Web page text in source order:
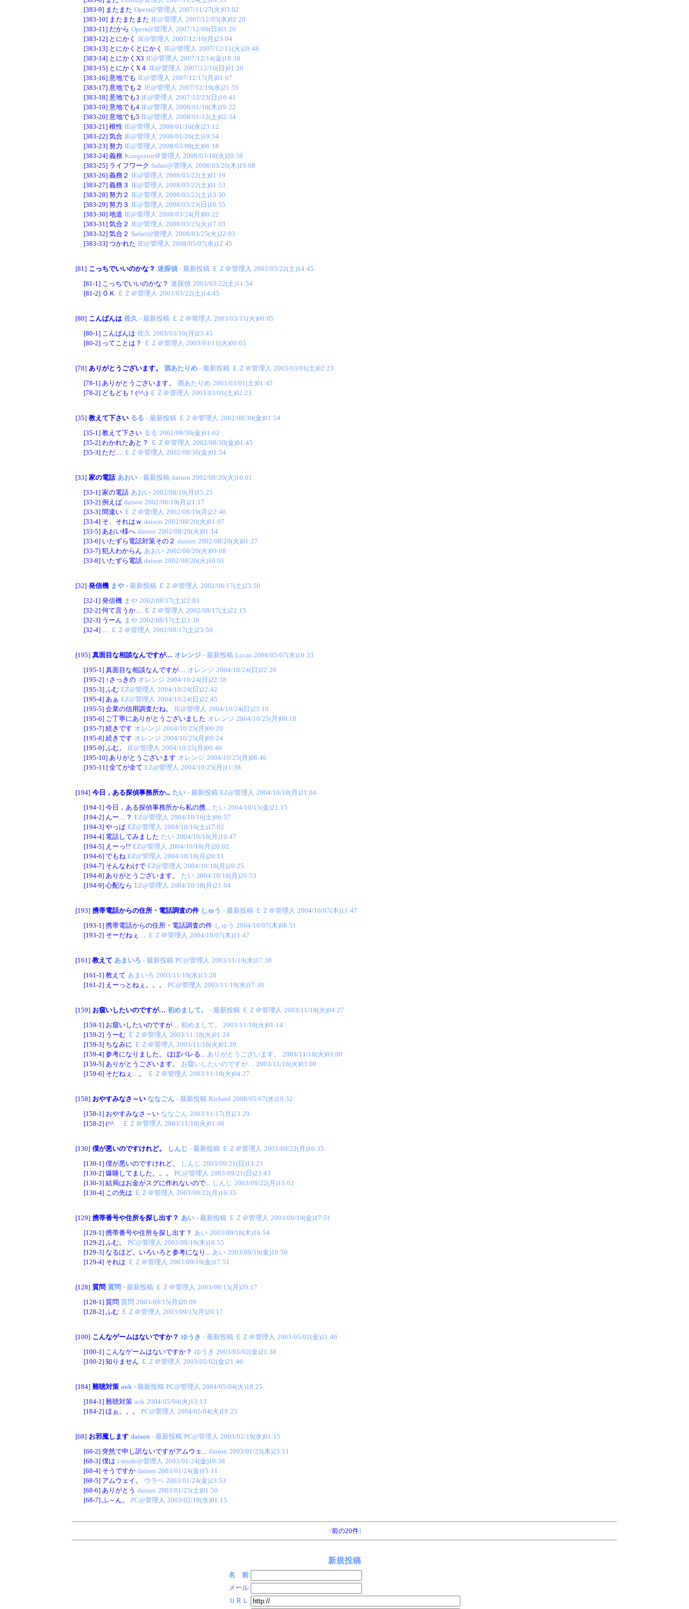
[383-9] またまた Opera@管理人 2007/11/27(火)03:02
[383-10] またまたまた IE@管理人 2007/12/05(水)02:20
[383-11] だから Opera@管理人 2007/12/09(日)03:20
[383-12] とにかく IE@管理人 2007/12/10(月)23:04
[383-13] とにかくとにかく IE@管理人 2007/12/11(火)20:48
[383-14] とにかくX3 IE@管理人 2007/12/14(金)18:38
[383-15] とにかくX４ IE@管理人 2007/12/16(日)01:20
[383-16] 意地でも IE@管理人 2007/12/17(月)01:07
[383-17] 意地でも２ IE@管理人 2007/12/19(水)21:51
[383-18] 意地でも3 IE@管理人 2007/12/23(日)16:41
[383-19] 意地でも4 IE@管理人 2008/01/10(木)19:22
[383-20] 意地でも5 IE@管理人 2008/01/12(土)02:34
[383-21] 根性 IE@管理人 2008/01/16(水)23:12
[383-22] 気合 IE@管理人 2008/01/26(土)19:54
[383-23] 努力 IE@管理人 2008/03/08(土)06:18
[383-24] 義務 Konqueror＠管理人 2008/03/18(火)20:59
[383-25] ライフワーク Safari@管理人 2008/03/20(木)19:08
[383-26] 義務２ IE@管理人 2008/03/22(土)01:19
[383-27] 義務３ IE@管理人 2008/03/22(土)01:53
[383-28] 努力２ IE@管理人 2008/03/22(土)13:50
[383-29] 努力３ IE@管理人 2008/03/23(日)16:55
[383-30] 地道 IE@管理人 2008/03/24(月)00:22
[383-31] 気合２ IE@管理人 2008/03/25(火)17:03
[383-32] 気合２ Safari@管理人 2008/03/25(火)22:03
[383-33] つかれた IE@管理人 2008/05/07(水)12:45
[81] こっちでいいのかな？ 迷探偵 - 最新投稿 ＥＺ＠管理人 2003/03/22(土)14:45
[81-1] こっちでいいのかな？ 迷探偵 2003/03/22(土)11:54
[81-2] ＯＫ ＥＺ＠管理人 2003/03/22(土)14:45
[80] こんばんは 佐久 - 最新投稿 ＥＺ＠管理人 2003/03/11(火)00:05
[80-1] こんばんは 佐久 2003/03/10(月)23:45
[80-2] ってことは？ ＥＺ＠管理人 2003/03/11(火)00:05
[78] ありがとうございます。 酒あたりめ - 最新投稿 ＥＺ＠管理人 2003/03/01(土)02:23
[78-1] ありがとうございます。 酒あたりめ 2003/03/01(土)01:45
[78-2] どもども！(^^;) ＥＺ＠管理人 2003/03/01(土)02:23
[35] 教えて下さい るる - 最新投稿 ＥＺ＠管理人 2002/08/30(金)01:54
[35-1] 教えて下さい るる 2002/08/30(金)01:02
[35-2] わかれたあと？ ＥＺ＠管理人 2002/08/30(金)01:45
[35-3] ただ… ＥＺ＠管理人 2002/08/30(金)01:54
[33] 家の電話 あおい - 最新投稿 daison 2002/08/20(火)10:01
[33-1] 家の電話 あおい 2002/08/19(月)15:25
[33-2] 例えば daison 2002/08/19(月)21:17
[33-3] 間違い ＥＺ＠管理人 2002/08/19(月)22:46
[33-4] そ、それはｗ daison 2002/08/20(火)01:07
[33-5] あおい様へ daison 2002/08/20(火)01:14
[33-6] いたずら電話対策その２ daison 2002/08/20(火)01:27
[33-7] 犯人わからん あおい 2002/08/20(火)09:08
[33-8] いたずら電話 daison 2002/08/20(火)10:01
[32] 発信機 まや - 最新投稿 ＥＺ＠管理人 2002/08/17(土)23:50
[32-1] 発信機 まや 2002/08/17(土)22:03
[32-2] 何て言うか… ＥＺ＠管理人 2002/08/17(土)22:15
[32-3] うーん まや 2002/08/17(土)23:38
[32-4] … ＥＺ＠管理人 2002/08/17(土)23:50
[195] 真面目な相談なんですが… オレンジ - 最新投稿 Lucas 2008/05/07(水)10:33
[195-1] 真面目な相談なんですが… オレンジ 2004/10/24(日)22:29
[195-2] ↑さっきの オレンジ 2004/10/24(日)22:38
[195-3] ふむ EZ@管理人 2004/10/24(日)22:42
[195-4] あぁ EZ@管理人 2004/10/24(日)22:45
[195-5] 企業の信用調査だね。 IE@管理人 2004/10/24(日)23:10
[195-6] ご丁寧にありがとうございました オレンジ 2004/10/25(月)00:18
[195-7] 続きです オレンジ 2004/10/25(月)00:20
[195-8] 続きです オレンジ 2004/10/25(月)00:24
[195-9] ふむ。 IE@管理人 2004/10/25(月)00:40
[195-10] ありがとうございます オレンジ 2004/10/25(月)08:46
[195-11] 全てが全て EZ@管理人 2004/10/25(月)11:38
[194] 今日，ある探偵事務所か... たい - 最新投稿 EZ@管理人 2004/10/18(月)21:04
[194-1] 今日，ある探偵事務所から私の携... たい 2004/10/15(金)21:15
[194-2] んー…？ EZ@管理人 2004/10/16(土)06:57
[194-3] やっぱ EZ@管理人 2004/10/16(土)17:02
[194-4] 電話してみました たい 2004/10/18(月)19:47
[194-5] えーっ!? EZ@管理人 2004/10/18(月)20:02
[194-6] でもね EZ@管理人 2004/10/18(月)20:11
[194-7] そんなわけで EZ@管理人 2004/10/18(月)20:25
[194-8] ありがとうございます。 たい 2004/10/18(月)20:53
[194-9] 心配なら EZ@管理人 2004/10/18(月)21:04
[193] 携帯電話からの住所・電話調査の件 しゅう - 最新投稿 ＥＺ＠管理人 2004/10/07(木)11:47
[193-1] 携帯電話からの住所・電話調査の件 しゅう 2004/10/07(木)08:51
[193-2] そーだねぇ… ＥＺ＠管理人 2004/10/07(木)11:47
[161] 教えて あまいろ - 最新投稿 PC@管理人 2003/11/19(水)17:30
[161-1] 教えて あまいろ 2003/11/19(水)15:28
[161-2] えーっとねぇ。。。 PC@管理人 2003/11/19(水)17:30
[159] お窺いしたいのですが… 初めまして。 - 最新投稿 ＥＺ＠管理人 2003/11/18(火)04:27
[159-1] お窺いしたいのですが… 初めまして。
2003/11/18(火)01:14
[159-2] うーむ ＥＺ＠管理人 2003/11/18(火)01:24
[159-3] ちなみに ＥＺ＠管理人 2003/11/18(火)01:29
[159-4] 参考になりました。 ほぼバレる... ありがとうございます。
2003/11/18(火)03:00
[159-5] ありがとうございます。 お窺いしたいのですが… 2003/11/18(火)03:00
[159-6] そだねぇ…。 ＥＺ＠管理人 2003/11/18(火)04:27
[158] おやすみなさ～い ななごん - 最新投稿 Richard 2008/05/07(水)10:32
[158-1] おやすみなさ～い ななごん 2003/11/17(月)23:29
[158-2] (^^ゞ ＥＺ＠管理人 2003/11/18(火)01:06
[130] 僕が悪いのですけれど。 しんじ - 最新投稿 ＥＺ＠管理人 2003/09/22(月)16:35
[130-1] 僕が悪いのですけれど。 しんじ 2003/09/21(日)13:23
[130-2] 爆睡してました。。。 PC@管理人 2003/09/21(日)23:43
[130-3] 結局はお金がスグに作れないので... しんじ 2003/09/22(月)15:02
[130-4] この先は ＥＺ＠管理人 2003/09/22(月)16:35
[129] 携帯番号や住所を探し出す？ あい - 最新投稿 ＥＺ＠管理人 2003/09/19(金)17:51
[129-1] 携帯番号や住所を探し出す？ あい 2003/09/18(木)16:54
[129-2] ふむ。 PC@管理人 2003/09/18(木)18:55
[129-3] なるほど。いろいろと参考になり... あい 2003/09/19(金)10:50
[129-4] それは ＥＺ＠管理人 2003/09/19(金)17:51
[128] 質問 質問 - 最新投稿 ＥＺ＠管理人 2003/09/15(月)20:17
[128-1] 質問 質問 2003/09/15(月)20:09
[128-2] ふむ ＥＺ＠管理人 2003/09/15(月)20:17
[100] こんなゲームはないですか？ ゆうき - 最新投稿 ＥＺ＠管理人 2003/05/02(金)21:46
[100-1] こんなゲームはないですか？ ゆうき 2003/05/02(金)21:38
[100-2] 知りません ＥＺ＠管理人 2003/05/02(金)21:46
[184] 難聴対策 aok - 最新投稿 PC@管理人 2004/05/04(火)18:25
[184-1] 難聴対策 aok 2004/05/04(火)13:13
[184-2] ほぉ。。。 PC@管理人 2004/05/04(火)18:25
[68] お邪魔します daison - 最新投稿 PC@管理人 2003/02/19(水)01:15
[68-2] 突然で申し訳ないですがアムウェ... daison 2003/01/23(木)23:11
[68-3] 僕は i-mode@管理人 2003/01/24(金)10:38
[68-4] そうですか daison 2003/01/24(金)15:11
[68-5] アムウェイ。 ウラベ 2003/01/24(金)23:53
[68-6] ありがとう daison 2003/01/25(土)01:50
[68-7] ふ～ん。 PC@管理人 2003/02/19(水)01:15
<前の20件]
新規投稿
名 前
メール
ＵＲＬ